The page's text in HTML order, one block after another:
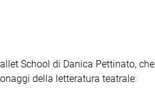
School di Danica Pettinato, che
della letteratura teatrale: